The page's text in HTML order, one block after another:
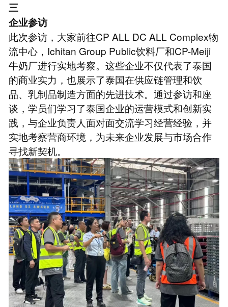
三
企业参访
此次参访，大家前往CP ALL DC ALL Complex物
流中心，Ichitan Group Public饮料厂和CP-Meiji
牛奶厂进行实地考察。这些企业不仅代表了泰国
的商业实力，也展示了泰国在供应链管理和饮
品、乳制品制造方面的先进技术。通过参访和座
谈，学员们学习了泰国企业的运营模式和创新实
践，与企业负责人面对面交流学习经营经验，并
实地考察营商环境，为未来企业发展与市场合作
寻找新契机。